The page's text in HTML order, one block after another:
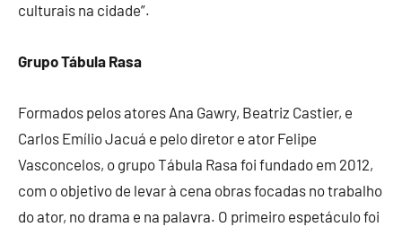
culturais na cidade”.
Grupo Tábula Rasa
Formados pelos atores Ana Gawry, Beatriz Castier, e
Carlos Emílio Jacuá e pelo diretor e ator Felipe
Vasconcelos, o grupo Tábula Rasa foi fundado em 2012,
com o objetivo de levar à cena obras focadas no trabalho
do ator, no drama e na palavra. O primeiro espetáculo foi